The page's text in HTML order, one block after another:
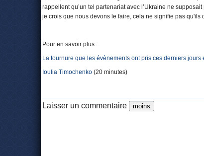
rappellent qu’un tel partenariat avec l’Ukraine ne
je crois que nous devons le faire, cela ne signifie pas
Pour en savoir plus :
La tournure que les évènements ont pris ces derniers jours
Ioulia Timochenko (20 minutes)
Laisser un commentaire